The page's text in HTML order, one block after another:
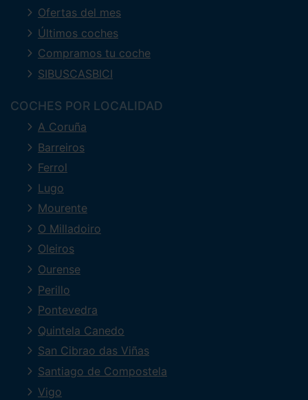
Ofertas del mes
Últimos coches
Compramos tu coche
SIBUSCASBICI
COCHES POR LOCALIDAD
A Coruña
Barreiros
Ferrol
Lugo
Mourente
O Milladoiro
Oleiros
Ourense
Perillo
Pontevedra
Quintela Canedo
San Cibrao das Viñas
Santiago de Compostela
Vigo